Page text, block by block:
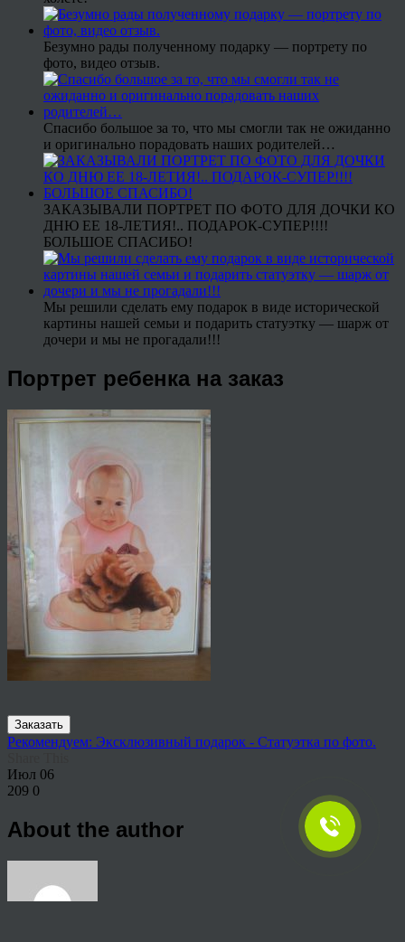
Безумно рады полученному подарку — портрету по
фото, видео отзыв.
Спасибо большое за то, что мы смогли так не ожиданно
и оригинально порадовать наших родителей…
ЗАКАЗЫВАЛИ ПОРТРЕТ ПО ФОТО ДЛЯ ДОЧКИ КО
ДНЮ ЕЕ 18-ЛЕТИЯ!.. ПОДАРОК-СУПЕР!!!!
БОЛЬШОЕ СПАСИБО!
Мы решили сделать ему подарок в виде исторической
картины нашей семьи и подарить статуэтку — шарж от
дочери и мы не прогадали!!!
Портрет ребенка на заказ
Заказать
Рекомендуем: Эксклюзивный подарок - Статуэтка по фото.
Июл 06
209 0
About the author